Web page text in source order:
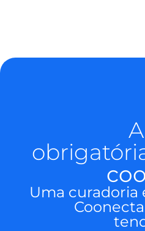
Uma curadoria